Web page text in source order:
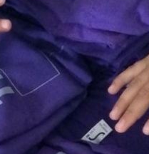
MATERIALIEN